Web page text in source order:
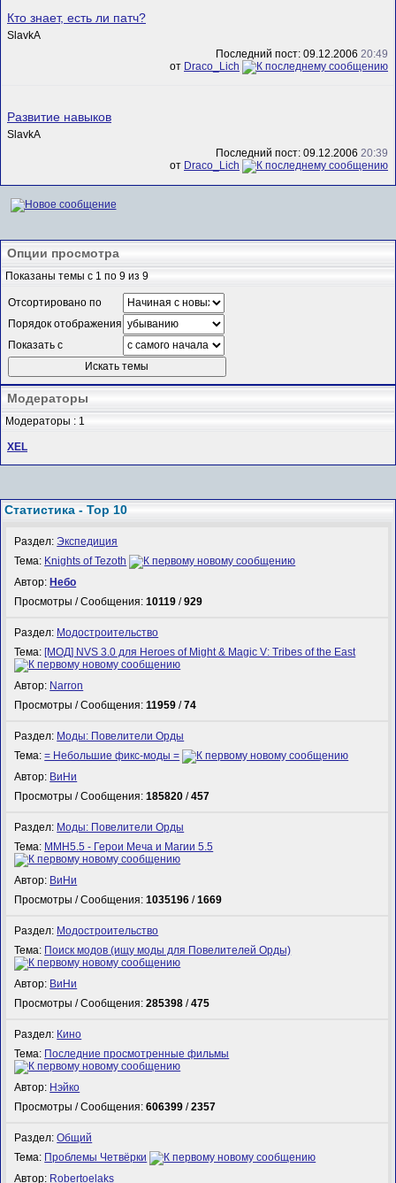
Кто знает, есть ли патч?
SlavkA
Последний пост: 09.12.2006 20:49
от Draco_Lich
Развитие навыков
SlavkA
Последний пост: 09.12.2006 20:39
от Draco_Lich
Опции просмотра
Показаны темы с 1 по 9 из 9
Отсортировано по
Порядок отображения
Показать с
Модераторы
Модераторы : 1
XEL
Статистика - Top 10
Раздел:Экспедиция
Тема: Knights of Tezoth
Автор: Небо
Просмотры / Сообщения:10119 /929
Раздел: Модостроительство
Тема: [МОД] NVS 3.0 для Heroes of Might & Magic V: Tribes of the East
Автор: Narron
Просмотры / Сообщения:11959 /74
Раздел: Моды: Повелители Орды
Тема:= Небольшие фикс-моды =
Автор: ВиНи
Просмотры / Сообщения:185820 /457
Раздел: Моды: Повелители Орды
Тема: MMH5.5 - Герои Меча и Магии 5.5
Автор: ВиНи
Просмотры / Сообщения:1035196 /1669
Раздел: Модостроительство
Тема: Поиск модов (ищу моды для Повелителей Орды)
Автор: ВиНи
Просмотры / Сообщения:285398 /475
Раздел: Кино
Тема: Последние просмотренные фильмы
Автор: Нэйко
Просмотры / Сообщения:606399 /2357
Раздел:Общий
Тема: Проблемы Четвёрки
Автор: Robertoelaks